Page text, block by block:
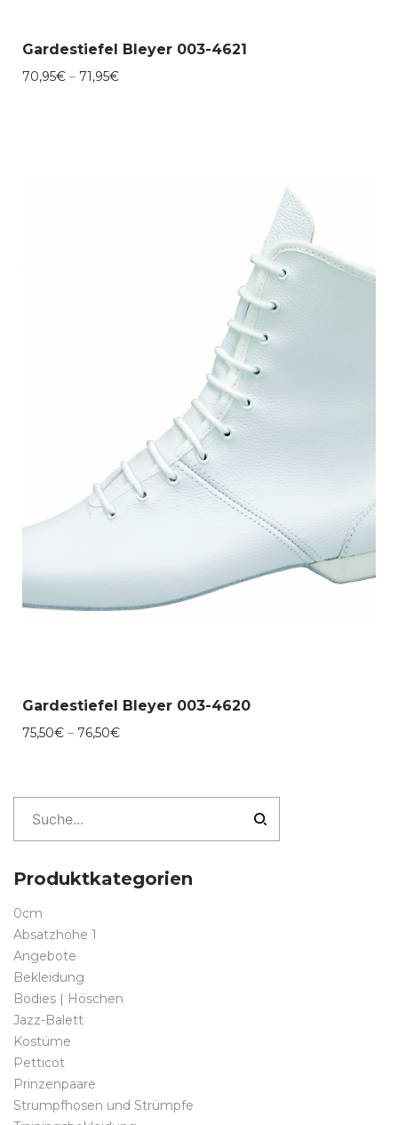
Gardestiefel Bleyer 003-4621
70,95€ – 71,95€Preisspanne:
Gardestiefel Bleyer 003-4620
75,50€ – 76,50€Preisspanne:
Produktkategorien
0cm
Absatzhöhe 1
Angebote
Bekleidung
Bodies | Höschen
Jazz-Balett
Kostüme
Petticot
Prinzenpaare
Strumpfhosen und Strümpfe